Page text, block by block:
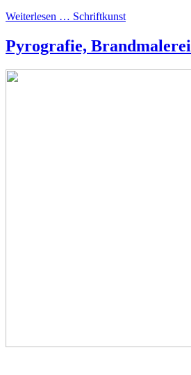
Weiterlesen … Schriftkunst
Pyrografie, Brandmalerei